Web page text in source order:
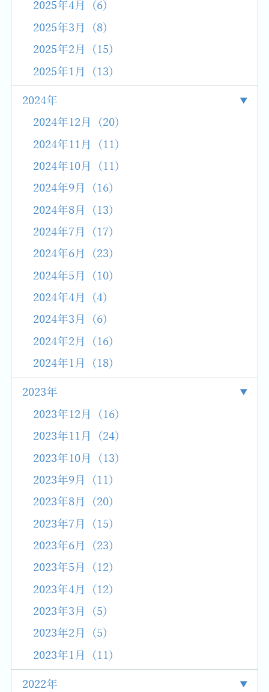
2025年4月 (6)
2025年3月 (8)
2025年2月 (15)
2025年1月 (13)
2024年
2024年12月 (20)
2024年11月 (11)
2024年10月 (11)
2024年9月 (16)
2024年8月 (13)
2024年7月 (17)
2024年6月 (23)
2024年5月 (10)
2024年4月 (4)
2024年3月 (6)
2024年2月 (16)
2024年1月 (18)
2023年
2023年12月 (16)
2023年11月 (24)
2023年10月 (13)
2023年9月 (11)
2023年8月 (20)
2023年7月 (15)
2023年6月 (23)
2023年5月 (12)
2023年4月 (12)
2023年3月 (5)
2023年2月 (5)
2023年1月 (11)
2022年